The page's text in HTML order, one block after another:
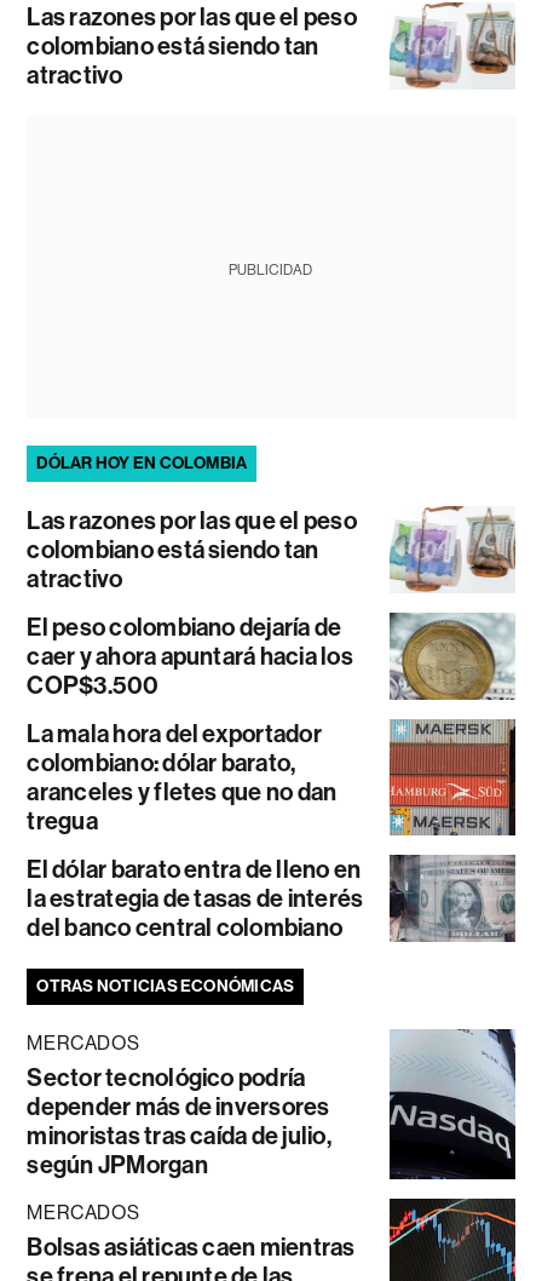
Las razones por las que el peso
colombiano está siendo tan
atractivo
PUBLICIDAD
DÓLAR HOY EN COLOMBIA
Las razones por las que el peso
colombiano está siendo tan
atractivo
El peso colombiano dejaría de
caer y ahora apuntará hacia los
COP$3.500
La mala hora del exportador
colombiano: dólar barato,
aranceles y fletes que no dan
tregua
El dólar barato entra de lleno en
la estrategia de tasas de interés
del banco central colombiano
OTRAS NOTICIAS ECONÓMICAS
MERCADOS
Sector tecnológico podría
depender más de inversores
minoristas tras caída de julio,
según JPMorgan
MERCADOS
Bolsas asiáticas caen mientras